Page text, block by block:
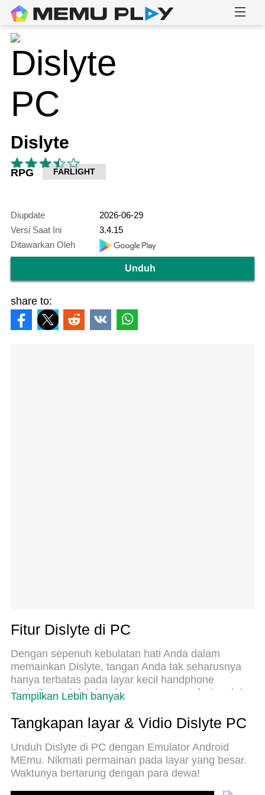
Dislyte
RPG FARLIGHT
Diupdate
2026-06-29
Versi Saat Ini
3.4.15
Ditawarkan Oleh
Unduh
share to:
Fitur Dislyte di PC
Dengan sepenuh kebulatan hati Anda dalam
memainkan Dislyte, tangan Anda tak seharusnya
hanya terbatas pada layar kecil handphone
Anda.Bermainlah layaknya seorang profesional dan
dapatkan kendali penuh dalam permainan Anda
dengan papan ketik dan tetikus.MEmu
menawarkan seluruh hal yang Anda
harapkan.Unduh dan mainkan Dislyte pada PC.
Bermainlah selama yang Anda inginkan, tanpa
keterbatasan dari baterai, data seluler dan
Tampilkan Lebih banyak
Tangkapan layar & Vidio Dislyte PC
Unduh Dislyte di PC dengan Emulator Android
MEmu. Nikmati permainan pada layar yang besar.
Waktunya bertarung dengan para dewa!